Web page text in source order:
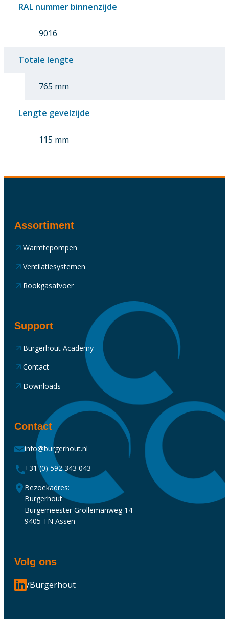
RAL nummer binnenzijde
9016
Totale lengte
765 mm
Lengte gevelzijde
115 mm
Assortiment
Warmtepompen
Ventilatiesystemen
Rookgasafvoer
Support
Burgerhout Academy
Contact
Downloads
Contact
info@burgerhout.nl
+31 (0) 592 343 043
Bezoekadres:
Burgerhout
Burgemeester Grollemanweg 14
9405 TN Assen
Volg ons
/Burgerhout